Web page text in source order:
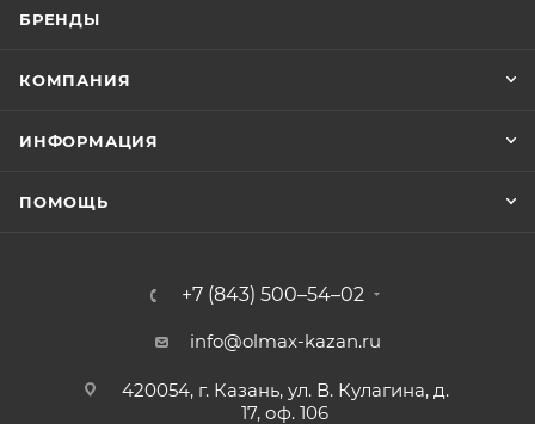
БРЕНДЫ
КОМПАНИЯ
ИНФОРМАЦИЯ
ПОМОЩЬ
+7 (843) 500–54–02
info@olmax-kazan.ru
420054, г. Казань, ул. В. Кулагина, д.
17, оф. 106